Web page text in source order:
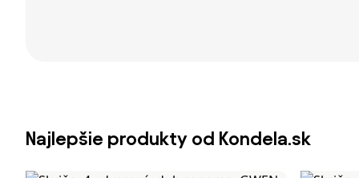
Najlepšie produkty od Kondela.sk